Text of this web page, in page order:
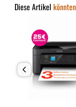
Diese Artikel